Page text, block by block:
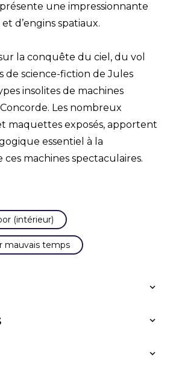
présente une impressionnante
d’engins spatiaux.
la conquête du ciel, du vol
de science-fiction de Jules
insolites de machines
Les nombreux
maquettes exposés, apportent
essentiel à la
machines spectaculaires.
(intérieur)
mauvais temps
et techniques